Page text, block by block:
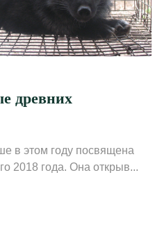
древних
в этом году посвящена
2018 года. Она открыв...